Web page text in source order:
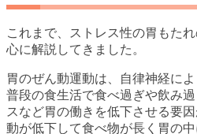
これまで、ストレス性の胃もた
心に解説してきました。
胃のぜん動運動は、自律神経に
普段の食生活で食べ過ぎや飲み
スなど胃の働きを低下させる要
動が低下して食べ物が長く胃の